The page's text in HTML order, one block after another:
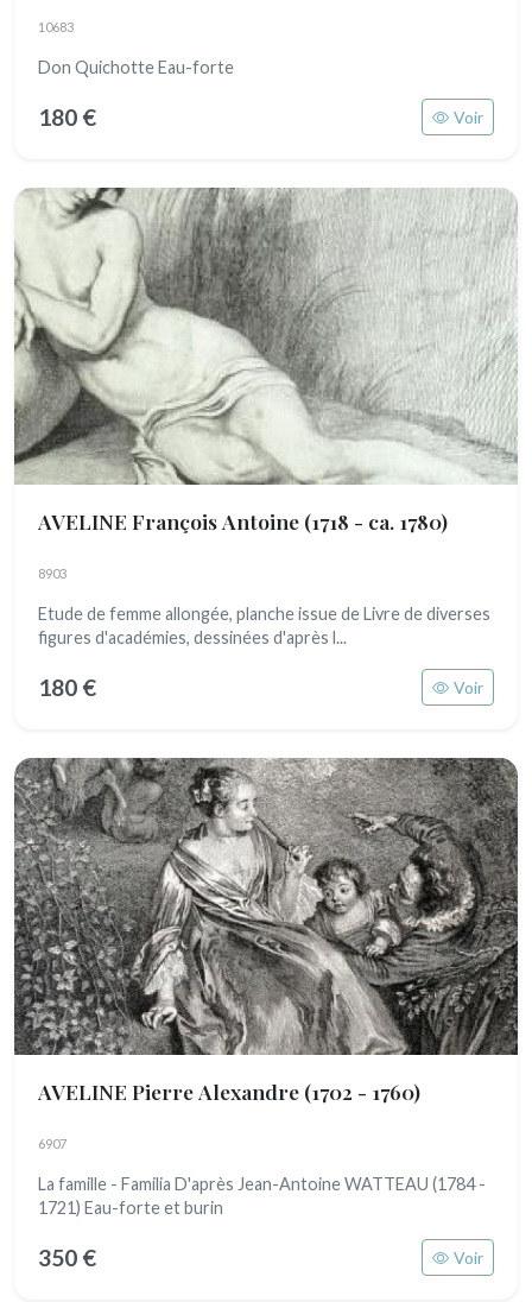
10683
Don Quichotte Eau-forte
180 € Voir
AVELINE François Antoine (1718 - ca. 1780)
8903
Etude de femme allongée, planche issue de Livre de diverses
figures d'académies, dessinées d'après l...
180 € Voir
AVELINE Pierre Alexandre (1702 - 1760)
6907
La famille - Familia D'après Jean-Antoine WATTEAU (1784 -
1721) Eau-forte et burin
350 € Voir